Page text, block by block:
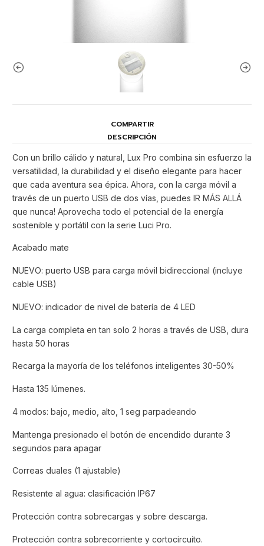
COMPARTIR
DESCRIPCIÓN
Con un brillo cálido y natural, Lux Pro combina sin esfuerzo la
versatilidad, la durabilidad y el diseño elegante para hacer
que cada aventura sea épica. Ahora, con la carga móvil a
través de un puerto USB de dos vías, puedes IR MÁS ALLÁ
que nunca! Aprovecha todo el potencial de la energía
sostenible y portátil con la serie Luci Pro.
Acabado mate
NUEVO: puerto USB para carga móvil bidireccional (incluye
cable USB)
NUEVO: indicador de nivel de batería de 4 LED
La carga completa en tan solo 2 horas a través de USB, dura
hasta 50 horas
Recarga la mayoría de los teléfonos inteligentes 30-50%
Hasta 135 lúmenes.
4 modos: bajo, medio, alto, 1 seg parpadeando
Mantenga presionado el botón de encendido durante 3
segundos para apagar
Correas duales (1 ajustable)
Resistente al agua: clasificación IP67
Protección contra sobrecargas y sobre descarga.
Protección contra sobrecorriente y cortocircuito.